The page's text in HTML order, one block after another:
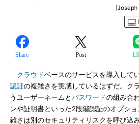
[Joseph
Share Post
クラウドベースのサービスを導入して
認証の複雑さを実感しているはずだ。ク
うユーザーネームとパスワードの組み合
ンや証明書といった2段階認証のオプシ
雑さは別のセキュリティリスクを呼び込